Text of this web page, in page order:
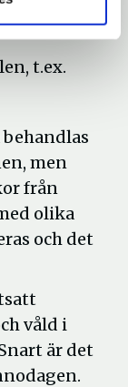
t.ex.
men
från
olika
och det
våld i
är det